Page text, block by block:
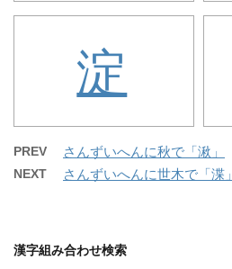
淀
PREV さんずいへんに秋で「湫」
NEXT さんずいへんに世木で「渫」
漢字組み合わせ検索